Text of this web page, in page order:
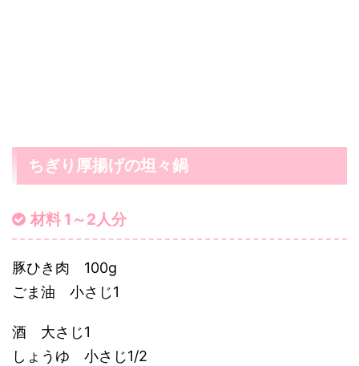
ちぎり厚揚げの坦々鍋
材料 1～2人分
豚ひき肉 100g
ごま油 小さじ1
酒 大さじ1
しょうゆ 小さじ1/2